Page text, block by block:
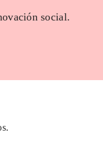
social.